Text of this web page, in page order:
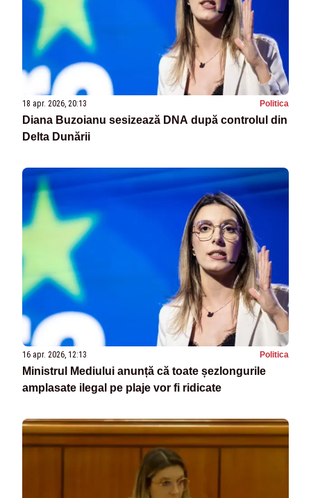
18 apr. 2026, 20:13 Politica
Diana Buzoianu sesizează DNA după controlul din
Delta Dunării
16 apr. 2026, 12:13 Politica
Ministrul Mediului anunță că toate șezlongurile
amplasate ilegal pe plaje vor fi ridicate